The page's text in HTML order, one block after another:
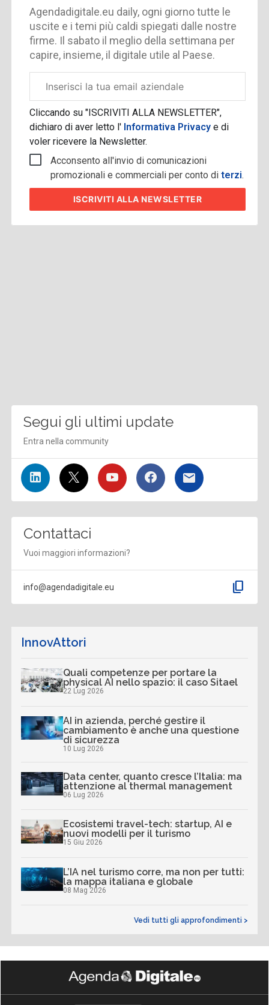
Agendadigitale.eu daily, ogni giorno tutte le
uscite e i temi più caldi spiegati dalle nostre
firme. Il sabato il meglio della settimana per
capire, insieme, il digitale utile al Paese.
aziendale
Cliccando su "ISCRIVITI ALLA NEWSLETTER",
dichiaro di aver letto l' Informativa Privacye di
voler ricevere la Newsletter.
Acconsento all'invio di comunicazioni
promozionali e commerciali per conto diterzi.
ISCRIVITI ALLA NEWSLETTER
Segui gli ultimi update
Entra nella community
Contattaci
Vuoi maggiori informazioni?
info@agendadigitale.eu content_copy
InnovAttori
Quali competenze per portare la
physical AI nello spazio: il caso Sitael
22 Lug 2026
AI in azienda, perché gestire il
cambiamento è anche una questione
di sicurezza
10 Lug 2026
Data center, quanto cresce l’Italia: ma
attenzione al thermal management
06 Lug 2026
Ecosistemi travel-tech: startup, AI e
nuovi modelli per il turismo
15 Giu 2026
L’IA nel turismo corre, ma non per tutti:
la mappa italiana e globale
08 Mag 2026
Vedi tutti gli approfondimenti >